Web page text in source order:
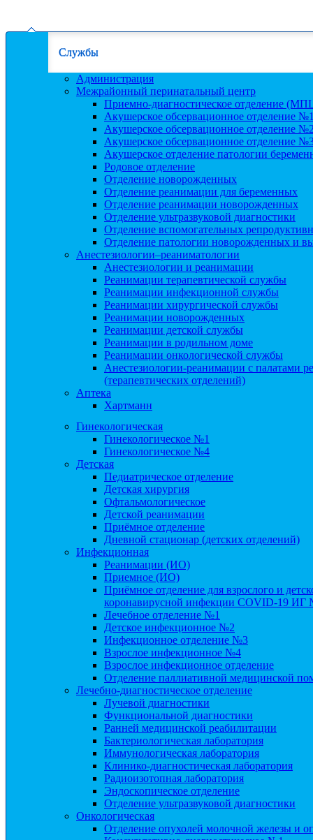
Службы
Администрация
Межрайонный перинатальный центр
Приемно-диагностическое отделение
Акушерское обсервационное отделение
Акушерское обсервационное отделение
Акушерское обсервационное отделение
Акушерское отделение патологии
Родовое отделение
Отделение новорожденных
Отделение реанимации для беременных
Отделение реанимации новорожденных
Отделение ультразвуковой диагностики
Отделение вспомогательных
Отделение патологии новорожденных и
Анестезиологии–реаниматологии
Анестезиологии и реанимации
Реанимации терапевтической службы
Реанимации инфекционной службы
Реанимации хирургической службы
Реанимации новорожденных
Реанимации детской службы
Реанимации в родильном доме
Реанимации онкологической службы
Анестезиологии-реанимации с палатами
(терапевтических отделений)
Аптека
Хартманн
Гинекологическая
Гинекологическое №1
Гинекологическое №4
Детская
Педиатрическое отделение
Детская хирургия
Офтальмологическое
Детской реанимации
Приёмное отделение
Дневной стационар (детских отделений)
Инфекционная
Реанимации (ИО)
Приемное (ИО)
Приёмное отделение для взрослого и
коронавирусной инфекции COVID-19 ИГ
Лечебное отделение №1
Детское инфекционное №2
Инфекционное отделение №3
Взрослое инфекционное №4
Взрослое инфекционное отделение
Отделение паллиативной медицинской
Лечебно-диагностическое отделение
Лучевой диагностики
Функциональной диагностики
Ранней медицинской реабилитации
Бактериологическая лаборатория
Иммунологическая лаборатория
Клинико-диагностическая лаборатория
Радиоизотопная лаборатория
Эндоскопическое отделение
Отделение ультразвуковой диагностики
Онкологическая
Отделение опухолей молочной железы и